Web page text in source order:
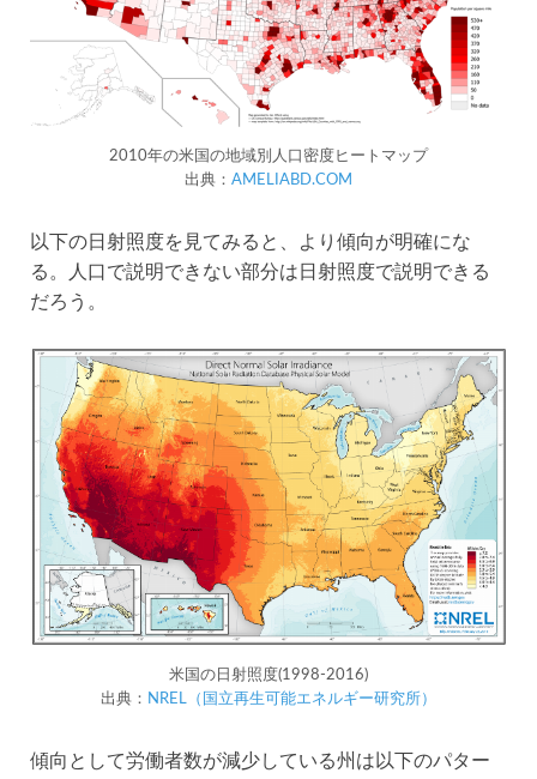
2010年の米国の地域別人口密度ヒートマップ
出典： AMELIABD.COM
以下の日射照度を見てみると、より傾向が明確にな
る。人口で説明できない部分は日射照度で説明できる
だろう。
米国の日射照度(1998-2016)
出典： NREL（国立再生可能エネルギー研究所）
傾向として労働者数が減少している州は以下のパター